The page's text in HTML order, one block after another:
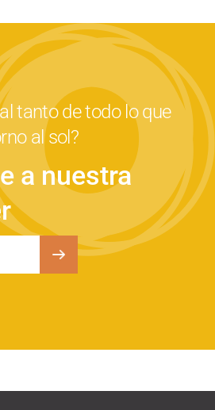
tanto de todo lo que
al sol?
a nuestra